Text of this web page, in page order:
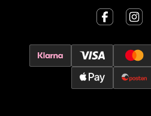
Strømmen - Thon
Støperivn. 5, 2010